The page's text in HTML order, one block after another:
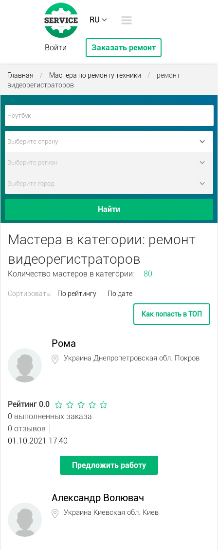
RU
Войти Заказать ремонт
Главная / Мастера по ремонту техники /
ремонт
видеорегистраторов
Найти
Мастера в категории: ремонт
видеорегистраторов
Количество мастеров в категории: 80
Сортировать: По рейтингу По дате
Как попасть в ТОП
Рома
Украина Днепропетровская обл. Покров
Рейтинг 0.0
0 выполненных заказа
0 отзывов
01.10.2021 17:40
Предложить работу
Александр Волювач
Украина Киевская обл. Киев